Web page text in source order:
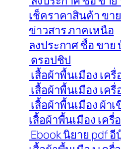
เช็คราคาสินค้า ขา
ข่าวสาร ภาคเหนือ
ลงประกาศ ซื้อ ขา
ดรอปชิป
เสื้อผ้าพื้นเมือง เค
เสื้อผ้าพื้นเมือง เค
เสื้อผ้าพื้นเมือง ผ้า
เสื้อผ้าพื้นเมือง เครื่
Ebook นิยาย pdf อี